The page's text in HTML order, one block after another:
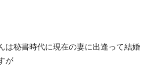
は秘書時代に現在の妻に出逢って結婚
が